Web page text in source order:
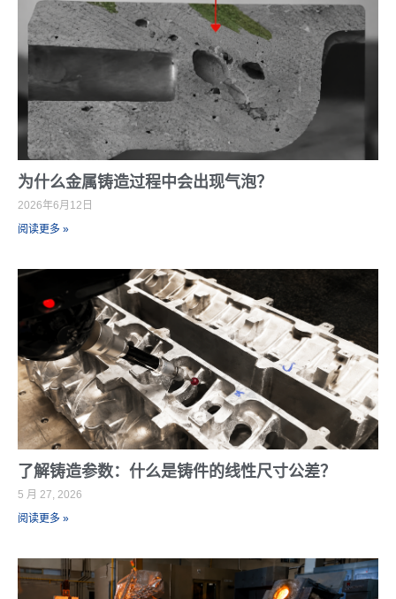
为什么金属铸造过程中会出现气泡？
2026年6月12日
阅读更多 »
了解铸造参数：什么是铸件的线性尺寸公差？
5 月 27, 2026
阅读更多 »